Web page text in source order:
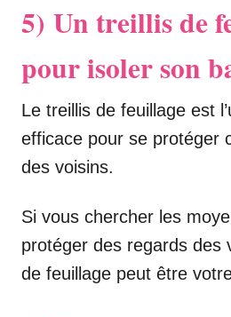
5) Un treillis de
pour isoler son
Le treillis de feuillage est
efficace pour se protéger
des voisins.
Si vous chercher les
protéger des regards des
de feuillage peut être